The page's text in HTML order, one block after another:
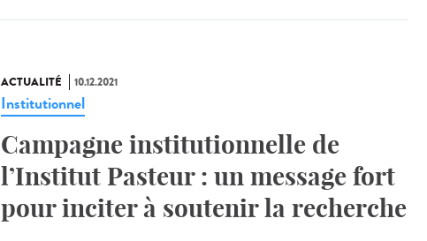
ACTUALITÉ 10.12.2021
Institutionnel
Campagne institutionnelle de
l’Institut Pasteur : un message fort
pour inciter à soutenir la recherche